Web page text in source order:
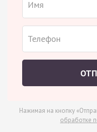
Нажимая на кнопку
обработке